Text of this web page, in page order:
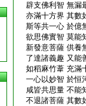
辟支佛利智 無漏
亦滿十方界 其數
斯等共一心 於億
欲思佛實智 莫能
新發意菩薩 供養
了達諸義趣 又能
如稻麻竹葦 充滿
一心以妙智 於恒
咸皆共思量 不能
不退諸菩薩 其數